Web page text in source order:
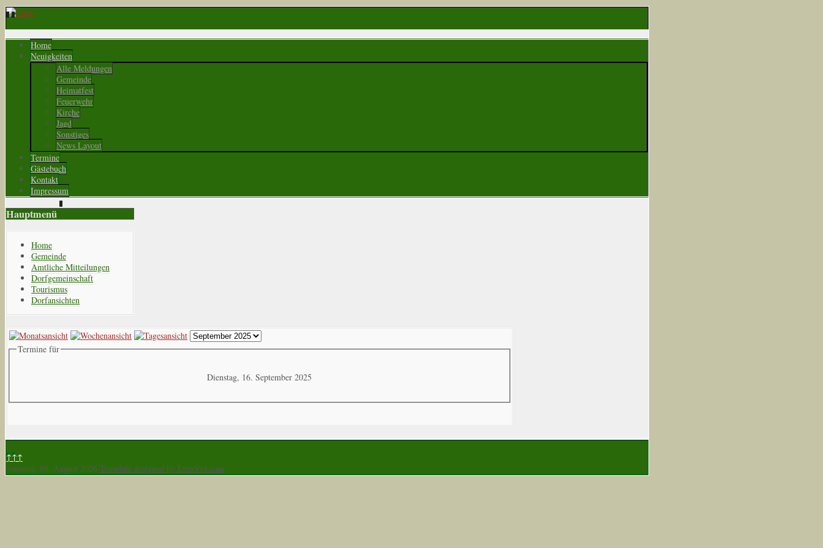
Home
Neuigkeiten
Alle Meldungen
Gemeinde
Heimatfest
Feuerwehr
Kirche
Jagd
Sonstiges
News Layout
Termine
Gästebuch
Kontakt
Impressum
Hauptmenü
Home
Gemeinde
Amtliche Mitteilungen
Dorfgemeinschaft
Tourismus
Dorfansichten
Termine für
Dienstag, 16. September 2025
↑↑↑
Samstag, 08. August 2026 Template designed by LernVid.com